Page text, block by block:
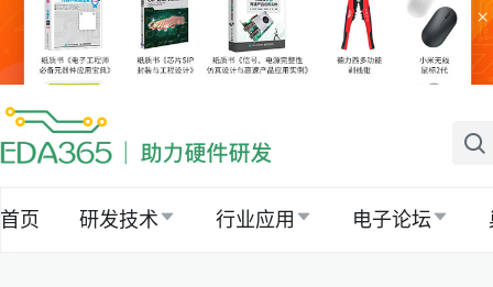
×
首页 研发技术 行业应用 电子论坛